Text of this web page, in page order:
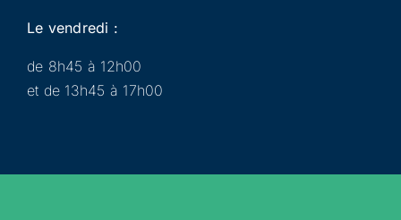
Le vendredi :
de 8h45 à 12h00
et de 13h45 à 17h00